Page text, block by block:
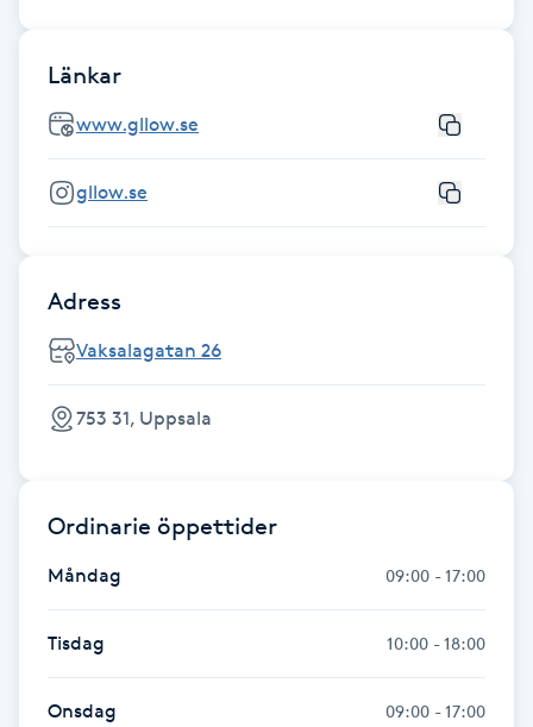
Gruppträning
Gua Sha-massage
Headspa
Healing
Herrklippning
Hollywood Peel
Hot Stone Massage
Länkar
www.gllow.se
gllow.se
Adress
Vaksalagatan 26
753 31, Uppsala
Ordinarie öppettider
Måndag 09:00 - 17:00
Tisdag 10:00 - 18:00
Onsdag 09:00 - 17:00